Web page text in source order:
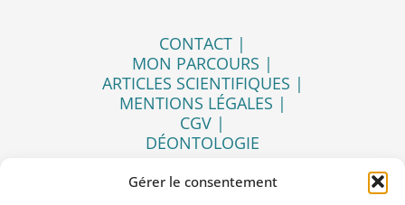
Gérer le consentement
CONTACT |
MON PARCOURS |
ARTICLES SCIENTIFIQUES |
MENTIONS LÉGALES |
CGV |
DÉONTOLOGIE